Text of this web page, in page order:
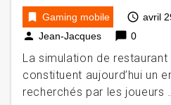
bookmark Gaming mobile access_time avril
person Jean-Jacques chat_bubble 0
La simulation de
constituent aujourd’hui un
recherchés par les joueurs